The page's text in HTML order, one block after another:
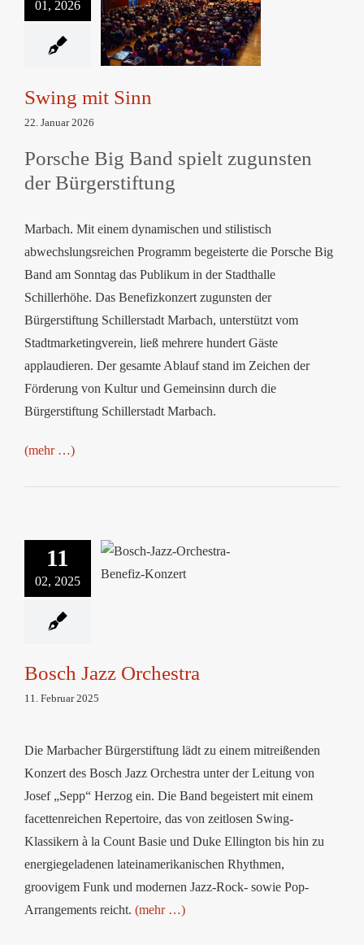
01, 2026
Swing mit Sinn
Swing mit Sinn
22. Januar 2026
Porsche Big Band spielt zugunsten
der Bürgerstiftung
Marbach. Mit einem dynamischen und stilistisch
abwechslungsreichen Programm begeisterte die Porsche Big
Band am Sonntag das Publikum in der Stadthalle
Schillerhöhe. Das Benefizkonzert zugunsten der
Bürgerstiftung Schillerstadt Marbach, unterstützt vom
Stadtmarketingverein, ließ mehrere hundert Gäste
applaudieren. Der gesamte Ablauf stand im Zeichen der
Förderung von Kultur und Gemeinsinn durch die
Bürgerstiftung Schillerstadt Marbach.
(mehr …)
11
02, 2025 Bosch Jazz Orchestra
Bosch Jazz Orchestra
11. Februar 2025
Die Marbacher Bürgerstiftung lädt zu einem mitreißenden
Konzert des Bosch Jazz Orchestra unter der Leitung von
Josef „Sepp“ Herzog ein. Die Band begeistert mit einem
facettenreichen Repertoire, das von zeitlosen Swing-
Klassikern à la Count Basie und Duke Ellington bis hin zu
energiegeladenen lateinamerikanischen Rhythmen,
groovigem Funk und modernen Jazz-Rock- sowie Pop-
Arrangements reicht. (mehr …)